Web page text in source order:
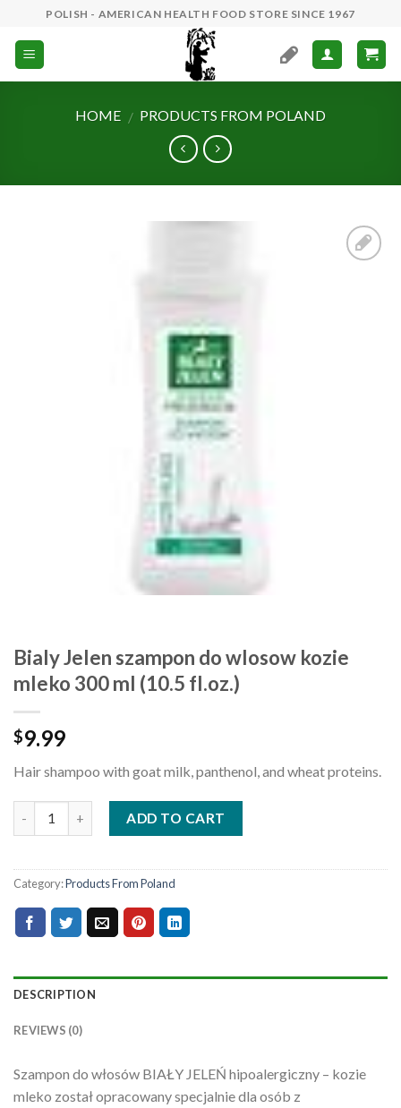
content
POLISH - AMERICAN HEALTH FOOD STORE SINCE 1967
HOME / PRODUCTS FROM POLAND
Bialy Jelen szampon do wlosow kozie
mleko 300 ml (10.5 fl.oz.)
$9.99
Hair shampoo with goat milk, panthenol, and wheat proteins.
ADD TO CART
Category:Products From Poland
DESCRIPTION
REVIEWS (0)
Szampon do włosów BIAŁY JELEŃ hipoalergiczny – kozie
mleko został opracowany specjalnie dla osób z